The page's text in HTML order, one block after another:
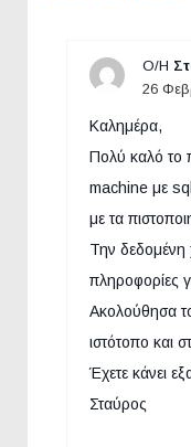
Ο/Η
26
Καλημέρα,
Πολύ καλό το
machine με
με τα
Την δεδομένη
πληροφορίες
Ακολούθησα
ιστότοπο και
Έχετε κάνει
Σταύρος